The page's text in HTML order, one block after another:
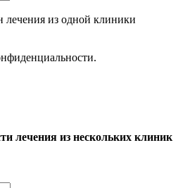
лечения из одной клиники
лечения из нескольких клиник